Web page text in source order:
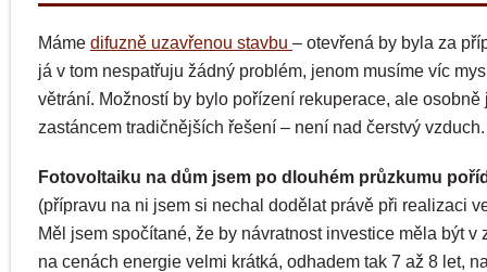
Máme difuzně uzavřenou stavbu – otevřená by byla za
já v tom nespatřuju žádný problém, jenom musíme víc
větrání. Možností by bylo pořízení rekuperace, ale osobně
zastáncem tradičnějších řešení – není nad čerstvý vzduch.
Fotovoltaiku na dům jsem po dlouhém průzkumu
(přípravu na ni jsem si nechal dodělat právě při realizaci
Měl jsem spočítané, že by návratnost investice měla být v
na cenách energie velmi krátká, odhadem tak 7 až 8 let,